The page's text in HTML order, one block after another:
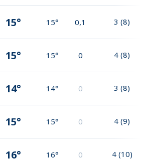
15° 15° 0,1 3 (8)
15° 15° 0 4 (8)
14° 14° 0 3 (8)
15° 15° 0 4 (9)
16° 16° 0 4 (10)